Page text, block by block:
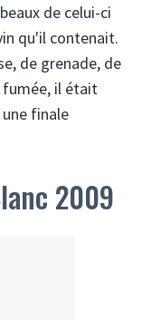
de celui-ci
qu'il contenait.
de grenade, de
fumée, il était
finale
2009